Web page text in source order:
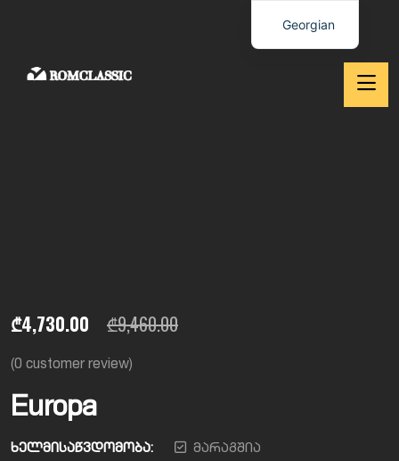
₾4,730.00 ₾9,460.00
(0 customer review)
Europa
ხელმისაწვდომობა: მარაგშია
Georgian